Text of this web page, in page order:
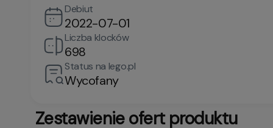
Debiut
2022-07-01
Liczba klocków
698
Status na lego.pl
Wycofany
Zestawienie ofert produktu